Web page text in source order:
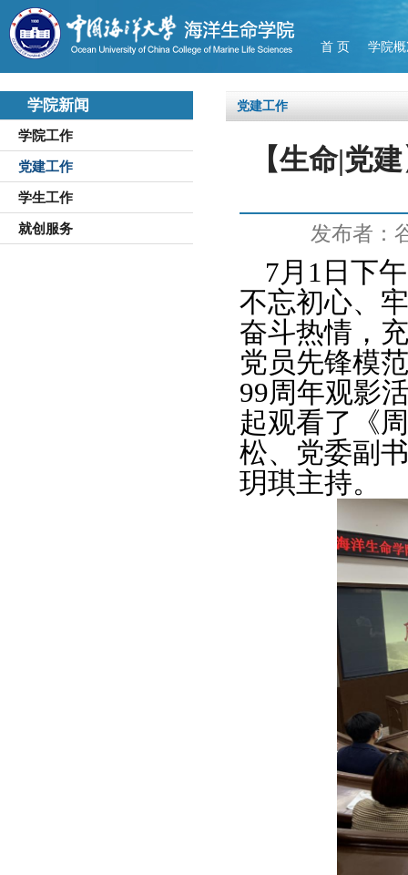
首 页 学院
学院新闻
学院工作
党建工作
学生工作
就创服务
党建工作
【生命|党
发布者：
7月1日下
不忘初心、
奋斗热情，
党员先锋模
99周年观影
起观看了《
松、党委副
玥琪主持。